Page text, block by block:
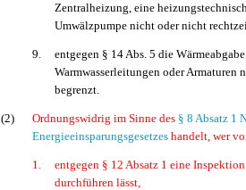
Zentralheizung, eine
Umwälzpumpe nicht oder nicht
9.
entgegen § 14 Abs. 5 die
Warmwasserleitungen oder
begrenzt.
(2) Ordnungswidrig im Sinne des § 8 Absatz 1
Energieeinsparungsgesetzes handelt, wer
1.
entgegen § 12 Absatz 1 eine
durchführen lässt,